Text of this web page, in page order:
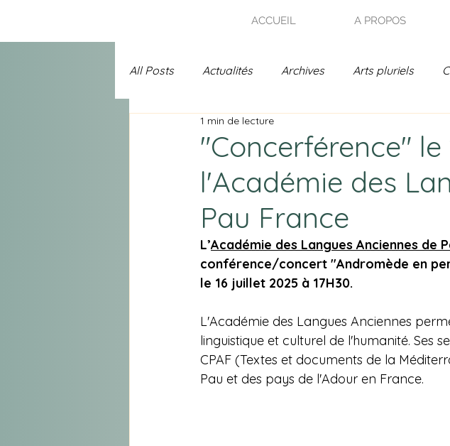
ACCUEIL A PROPOS
All Posts Actualités Archives Arts pluriels
Uncategorized Prix Chanson - Jardin de France
A l'affiche Spécial 25 ans - Archives
"Concerférence" le
l'Académie des
Pau France
1 min de lecture
L’Académie des Langues Anciennes de
conférence/concert "Andromède en
le 16 juillet 2025 à 17H30.
L'Académie des Langues Anciennes
linguistique et culturel de l'humanité. Ses
CPAF (Textes et documents de la
Pau et des pays de l'Adour en France.